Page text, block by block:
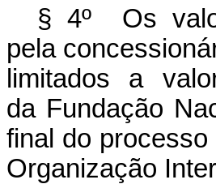
§ 4º Os
pela
limitados a
da Fundação
final do
Organização